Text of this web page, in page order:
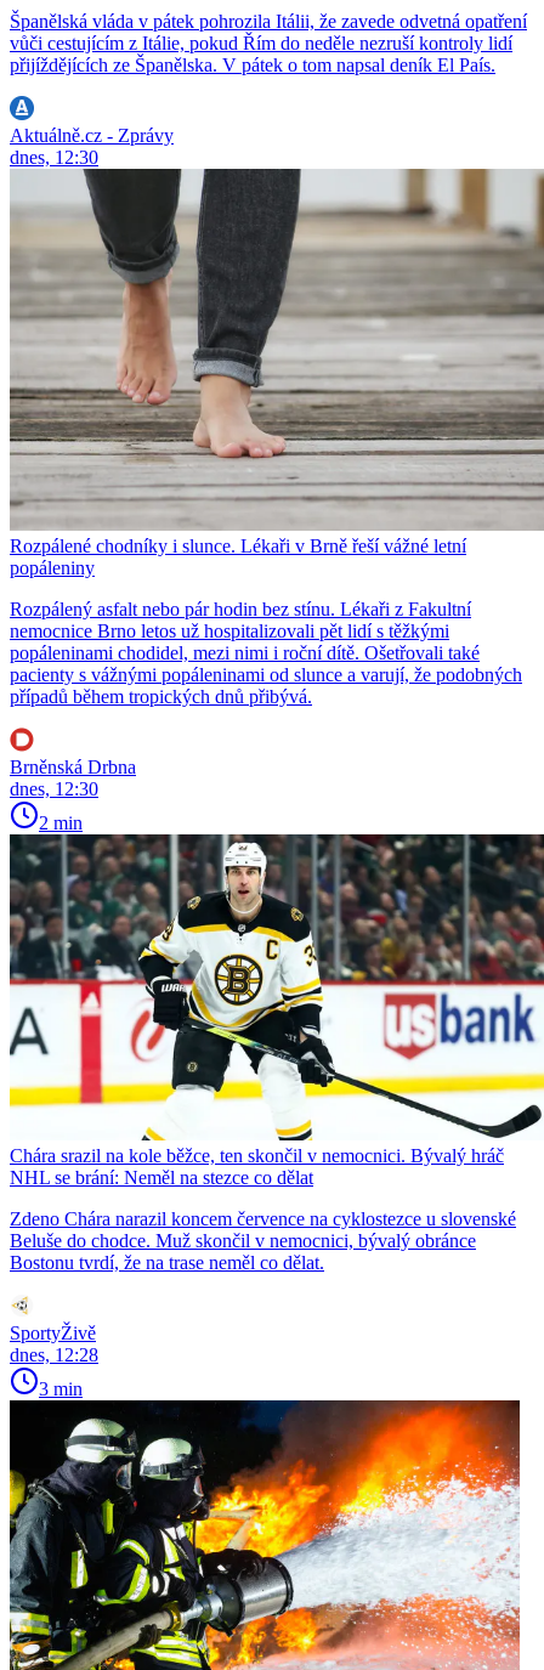
Španělská vláda v pátek pohrozila Itálii, že zavede odvetná opatření
vůči cestujícím z Itálie, pokud Řím do neděle nezruší kontroly lidí
přijíždějících ze Španělska. V pátek o tom napsal deník El País.
Aktuálně.cz - Zprávy
dnes, 12:30
Rozpálené chodníky i slunce. Lékaři v Brně řeší vážné letní
popáleniny
Rozpálený asfalt nebo pár hodin bez stínu. Lékaři z Fakultní
nemocnice Brno letos už hospitalizovali pět lidí s těžkými
popáleninami chodidel, mezi nimi i roční dítě. Ošetřovali také
pacienty s vážnými popáleninami od slunce a varují, že podobných
případů během tropických dnů přibývá.
Brněnská Drbna
dnes, 12:30
2 min
Chára srazil na kole běžce, ten skončil v nemocnici. Bývalý hráč
NHL se brání: Neměl na stezce co dělat
Zdeno Chára narazil koncem července na cyklostezce u slovenské
Beluše do chodce. Muž skončil v nemocnici, bývalý obránce
Bostonu tvrdí, že na trase neměl co dělat.
SportyŽivě
dnes, 12:28
3 min